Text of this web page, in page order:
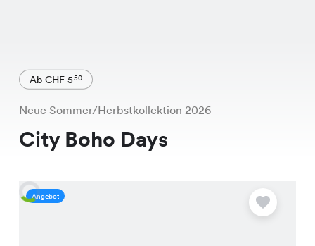
Ab CHF 550
Neue Sommer/Herbstkollektion 2026
City Boho Days
Angebot